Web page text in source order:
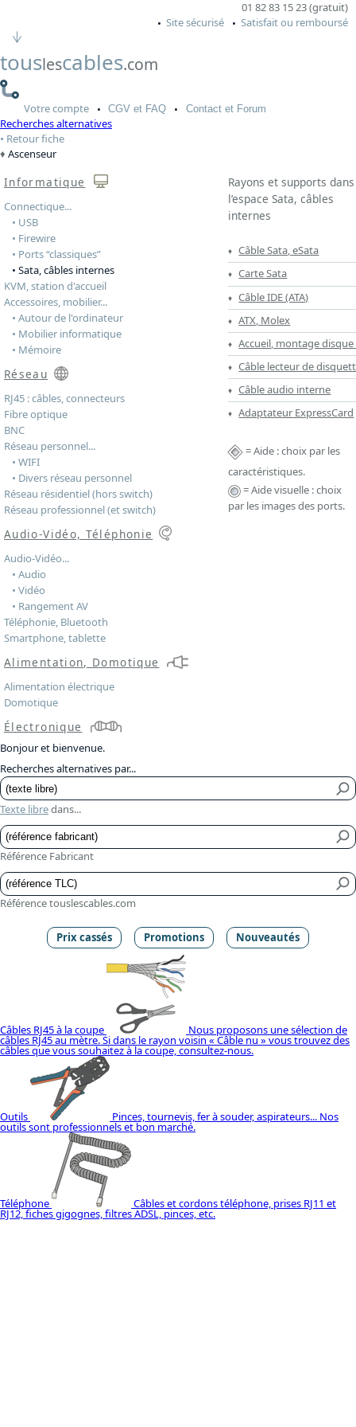
01 82 83 15 23 (gratuit)
Site sécurisé
Satisfait ou remboursé
touslescables.com
Votrecompte CGV et FAQ Contactet Forum
Recherches alternatives
Retour fiche
Ascenseur
Rayons et supports dans
l’espace Sata, câbles
internes
Câble Sata, eSata
Carte Sata
Câble IDE (ATA)
ATX, Molex
Accueil, montage
Câble lecteur de
Câble audio interne
Adaptateur ExpressCard
= Aide : choix par les
caractéristiques.
= Aide visuelle : choix
par les images des ports.
Informatique
Connectique...
• USB
• Firewire
• Ports “classiques”
• Sata, câbles internes
KVM, station d'accueil
Accessoires, mobilier...
• Autour de l'ordinateur
• Mobilier informatique
• Mémoire
Réseau
RJ45 : câbles, connecteurs
Fibre optique
BNC
Réseau personnel...
• WIFI
• Divers réseau personnel
Réseau résidentiel (hors switch)
Réseau professionnel (et switch)
Audio-Vidéo, Téléphonie
Audio-Vidéo...
• Audio
• Vidéo
• Rangement AV
Téléphonie, Bluetooth
Smartphone, tablette
Alimentation, Domotique
Alimentation électrique
Domotique
Électronique
Bonjour et bienvenue.
Recherches alternatives par...
Texte libredans...
Référence Fabricant
Référence touslescables.com
Prix cassés Promotions Nouveautés
Câbles RJ45 à la coupe Nous proposons une sélection de
câbles RJ45 au mètre. Si dans le rayon voisin « Câble nu » vous trouvez des
câbles que vous souhaitez à la coupe, consultez-nous.
Outils Pinces, tournevis, fer à souder, aspirateurs... Nos
outils sont professionnels et bon marché.
Téléphone Câbles et cordons téléphone, prises RJ11 et
RJ12, fiches gigognes, filtres ADSL, pinces, etc.